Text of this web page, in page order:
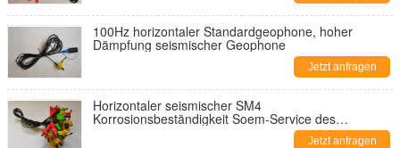
100Hz horizontaler Standardgeophone, hoher
Dämpfung seismischer Geophone
Jetzt anfragen
Horizontaler seismischer SM4
Korrosionsbeständigkeit Soem-Service des
Jetzt anfragen